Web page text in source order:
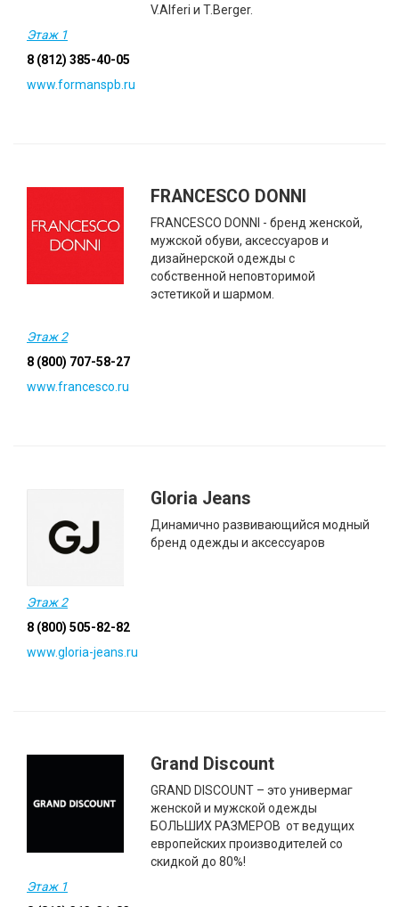
V.Alferi и T.Berger.
Этаж 1
8 (812) 385-40-05
www.formanspb.ru
FRANCESCO DONNI
FRANCESCO DONNI - бренд женской,
мужской обуви, аксессуаров и
дизайнерской одежды с
собственной неповторимой
эстетикой и шармом.
Этаж 2
8 (800) 707-58-27
www.francesco.ru
Gloria Jeans
Динамично развивающийся модный
бренд одежды и аксессуаров
Этаж 2
8 (800) 505-82-82
www.gloria-jeans.ru
Grand Discount
GRAND DISCOUNT – это универмаг
женской и мужской одежды
БОЛЬШИХ РАЗМЕРОВ от ведущих
европейских производителей со
скидкой до 80%!
Этаж 1